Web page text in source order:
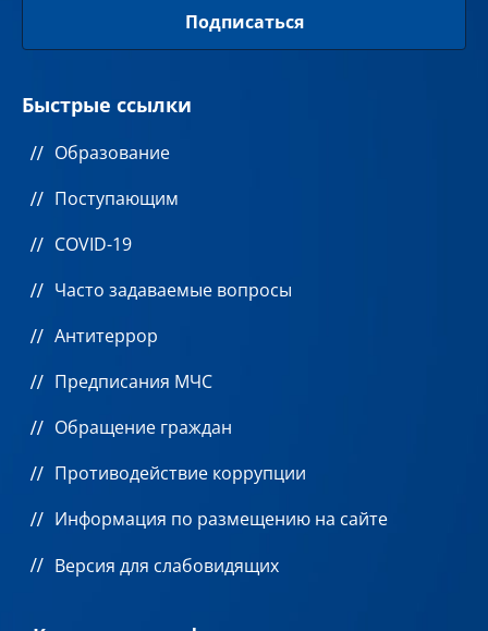
Быстрые ссылки
Образование
Поступающим
COVID-19
Часто задаваемые вопросы
Антитеррор
Предписания МЧС
Обращение граждан
Противодействие коррупции
Информация по размещению на сайте
Версия для слабовидящих